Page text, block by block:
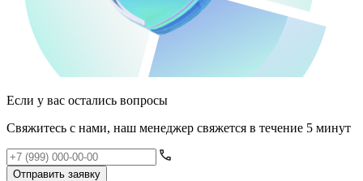
Если у вас остались вопросы
Свяжитесь с нами, наш менеджер свяжется в течение 5 минут
Отправить заявку